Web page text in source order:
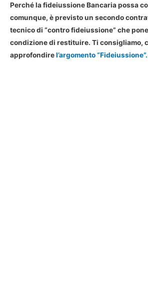
Perché la fideiussione Bancaria possa
comunque, è previsto un secondo
tecnico di “contro fideiussione” che
condizione di restituire. Ti consigliamo,
approfondirel’argomento “Fideiussione”.